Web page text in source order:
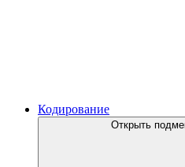
Кодирование
Открыть